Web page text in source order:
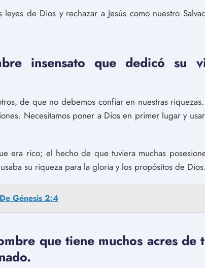
leyes de Dios y rechazar a Jesús como nuestro
insensato que dedicó su
de que no debemos confiar en nuestras
Necesitamos poner a Dios en primer lugar y
era rico; el hecho de que tuviera muchas
su riqueza para la gloria y los propósitos de Dios.
Génesis 2:4
que tiene muchos acres de